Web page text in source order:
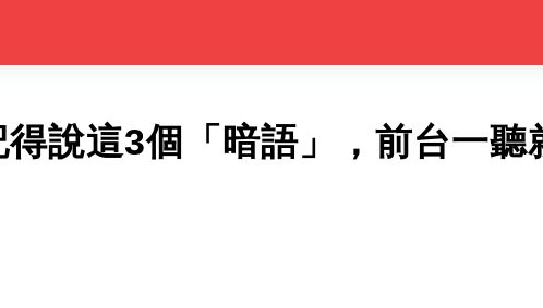
說這3個「暗語」，前台一聽